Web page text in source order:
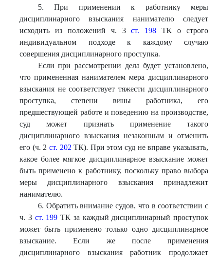
5. При применении к работнику меры
дисциплинарного взыскания нанимателю следует
исходить из положений ч. 3ст. 198 ТК о строго
индивидуальном подходе к каждому случаю
совершения дисциплинарного проступка.
Если при рассмотрении дела будет установлено,
что примененная нанимателем мера дисциплинарного
взыскания не соответствует тяжести дисциплинарного
проступка, степени вины работника, его
предшествующей работе и поведению на производстве,
суд может признать применение такого
дисциплинарного взыскания незаконным и отменить
его (ч. 2 ст. 202 ТК). При этом суд не вправе указывать,
какое более мягкое дисциплинарное взыскание может
быть применено к работнику, поскольку право выбора
меры дисциплинарного взыскания принадлежит
нанимателю.
6. Обратить внимание судов, что в соответствии с
ч. 3 ст. 199 ТК за каждый дисциплинарный проступок
может быть применено только одно дисциплинарное
взыскание. Если же после применения
дисциплинарного взыскания работник продолжает